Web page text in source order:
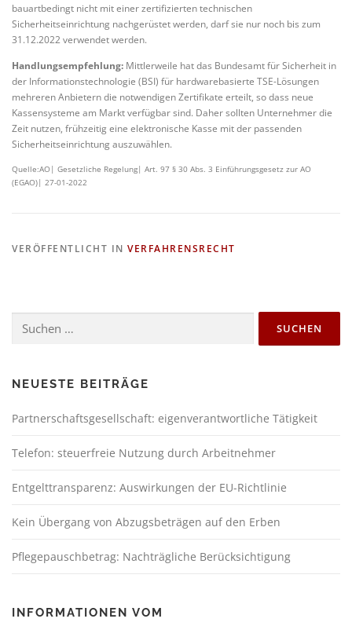
bauartbedingt nicht mit einer zertifizierten technischen
Sicherheitseinrichtung nachgerüstet werden, darf sie nur noch bis zum
31.12.2022 verwendet werden.
Handlungsempfehlung: Mittlerweile hat das Bundesamt für Sicherheit in
der Informationstechnologie (BSI) für hardwarebasierte TSE-Lösungen
mehreren Anbietern die notwendigen Zertifikate erteilt, so dass neue
Kassensysteme am Markt verfügbar sind. Daher sollten Unternehmer die
Zeit nutzen, frühzeitig eine elektronische Kasse mit der passenden
Sicherheitseinrichtung auszuwählen.
Quelle:AO| Gesetzliche Regelung| Art. 97 § 30 Abs. 3 Einführungsgesetz zur AO
(EGAO)| 27-01-2022
VERÖFFENTLICHT IN VERFAHRENSRECHT
NEUESTE BEITRÄGE
Partnerschaftsgesellschaft: eigenverantwortliche Tätigkeit
Telefon: steuerfreie Nutzung durch Arbeitnehmer
Entgelttransparenz: Auswirkungen der EU-Richtlinie
Kein Übergang von Abzugsbeträgen auf den Erben
Pflegepauschbetrag: Nachträgliche Berücksichtigung
INFORMATIONEN VOM